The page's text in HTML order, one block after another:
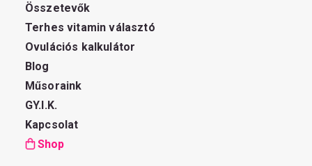
Összetevők
Terhes vitamin választó
Ovulációs kalkulátor
Blog
Műsoraink
GY.I.K.
Kapcsolat
Shop